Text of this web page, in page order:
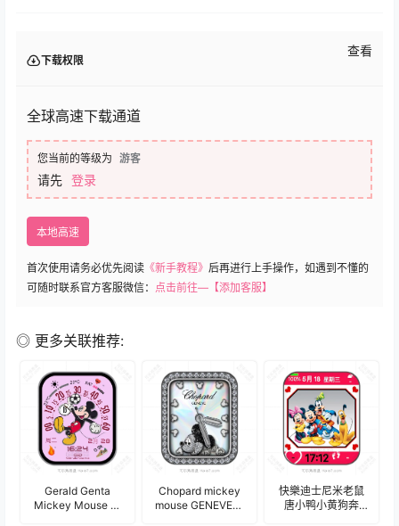
下载权限
查看
全球高速下载通道
您当前的等级为 游客
请先 登录
本地高速
首次使用请务必优先阅读 《新手教程》 后再进行上手操作，如遇到不懂的
可随时联系官方客服微信： 点击前往—【添加客服】
◎ 更多关联推荐:
Gerald Genta
Mickey Mouse 数
Chopard mickey
mouse GENEVE萧
快樂迪士尼米老鼠
唐小鸭小黄狗奔